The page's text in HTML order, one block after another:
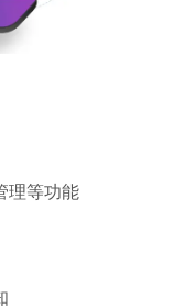
理等功能